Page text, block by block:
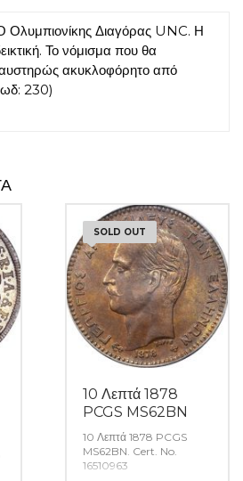
Διαγόρας UNC. Η
Το νόμισμα που θα
ακυκλοφόρητο από
230)
SOLD OUT
10 Λεπτά 1878
PCGS MS62BN
10 Λεπτά 1878 PCGS
MS62BN. Cert. No.
16510963